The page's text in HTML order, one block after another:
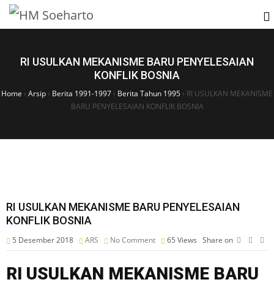
RI USULKAN MEKANISME BARU PENYELESAIAN
KONFLIK BOSNIA
Home › Arsip › Berita 1991-1997 › Berita Tahun 1995 › RI USULKAN MEKANISME
BARU PENYELESAIAN KONFLIK BOSNIA
RI USULKAN MEKANISME BARU PENYELESAIAN
KONFLIK BOSNIA
5 Desember 2018 ARS No Comment 65 Views Share on
RI USULKAN MEKANISME BARU